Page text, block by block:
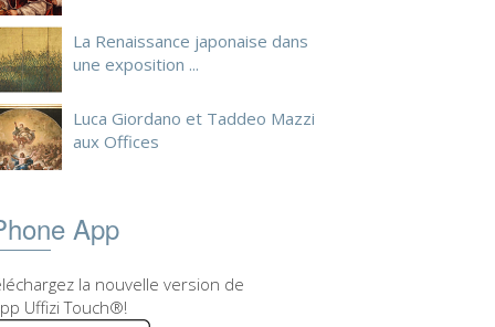
La Renaissance japonaise dans
une exposition ...
Luca Giordano et Taddeo Mazzi
aux Offices
App
la nouvelle version de
Uffizi Touch®!